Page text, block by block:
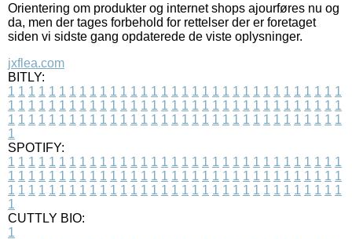
Orientering om produkter og internet shops ajourføres nu og
da, men der tages forbehold for rettelser der er foretaget
siden vi sidste gang opdaterede de viste oplysninger.
jxflea.com
BITLY:
1 1 1 1 1 1 1 1 1 1 1 1 1 1 1 1 1 1 1 1 1 1 1 1 1 1 1 1 1 1 1 1 1
1 1 1 1 1 1 1 1 1 1 1 1 1 1 1 1 1 1 1 1 1 1 1 1 1 1 1 1 1 1 1 1 1
1 1 1 1 1 1 1 1 1 1 1 1 1 1 1 1 1 1 1 1 1 1 1 1 1 1 1 1 1 1 1 1 1
1
SPOTIFY:
1 1 1 1 1 1 1 1 1 1 1 1 1 1 1 1 1 1 1 1 1 1 1 1 1 1 1 1 1 1 1 1 1
1 1 1 1 1 1 1 1 1 1 1 1 1 1 1 1 1 1 1 1 1 1 1 1 1 1 1 1 1 1 1 1 1
1 1 1 1 1 1 1 1 1 1 1 1 1 1 1 1 1 1 1 1 1 1 1 1 1 1 1 1 1 1 1 1 1
1
CUTTLY BIO:
1